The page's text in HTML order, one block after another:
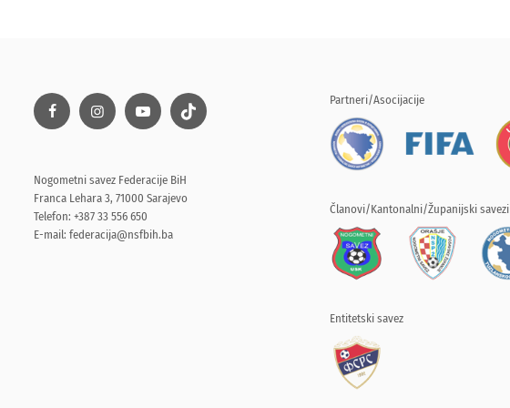
Nogometni savez Federacije BiH
Franca Lehara 3, 71000 Sarajevo
Telefon: +387 33 556 650
E-mail: federacija@nsfbih.ba
Partneri/Asocijacije
Članovi/Kantonalni/Županijski savezi
Entitetski savez